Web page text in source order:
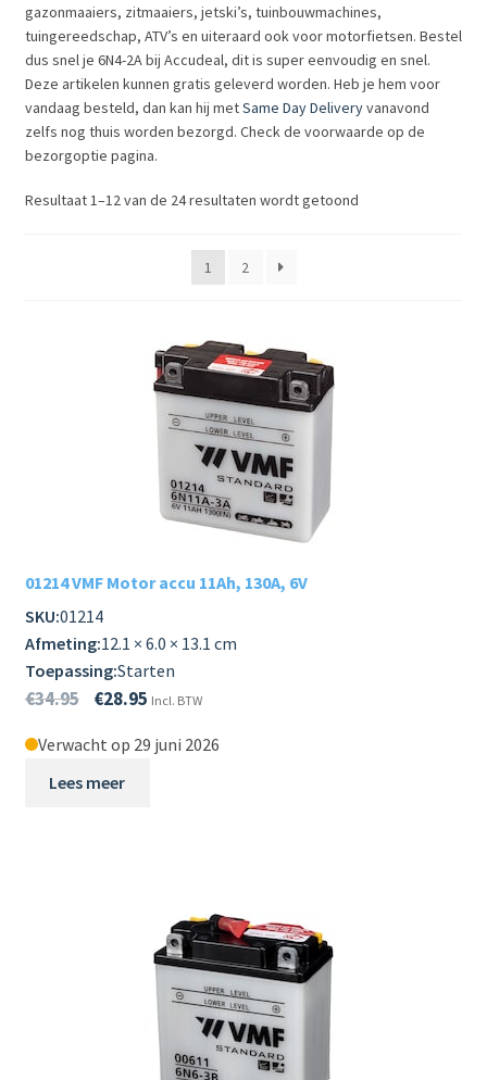
LADERS & ACCESSOIRES
MERKEN
SOORTEN
gazonmaaiers, zitmaaiers, jetski’s, tuinbouwmachines,
tuingereedschap, ATV’s en uiteraard ook voor motorfietsen. Bestel
dus snel je 6N4-2A bij Accudeal, dit is super eenvoudig en snel.
Deze artikelen kunnen gratis geleverd worden. Heb je hem voor
vandaag besteld, dan kan hij metSame Day Deliveryvanavond
zelfs nog thuis worden bezorgd. Check de voorwaarde op de
bezorgoptie pagina.
Resultaat 1–12 van de 24 resultaten wordt getoond
1 2
01214 VMF Motor accu 11Ah, 130A, 6V
SKU:01214
Afmeting:12.1 × 6.0 × 13.1 cm
Toepassing:Starten
€34.95 €28.95 Incl. BTW
Verwacht op 29 juni 2026
Lees meer